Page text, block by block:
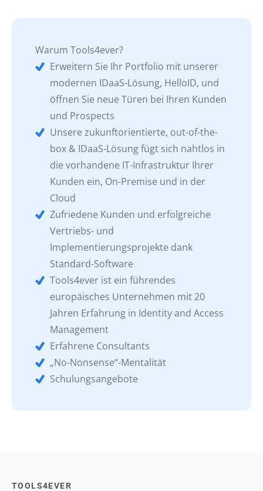
Warum Tools4ever?
Erweitern Sie Ihr Portfolio mit unserer
modernen IDaaS-Lösung, HelloID, und
öffnen Sie neue Türen bei Ihren Kunden
und Prospects
Unsere zukunftorientierte, out-of-the-
box & IDaaS-Lösung fügt sich nahtlos in
die vorhandene IT-Infrastruktur Ihrer
Kunden ein, On-Premise und in der
Cloud
Zufriedene Kunden und erfolgreiche
Vertriebs- und
Implementierungsprojekte dank
Standard-Software
Tools4ever ist ein führendes
europäisches Unternehmen mit 20
Jahren Erfahrung in Identity and Access
Management
Erfahrene Consultants
„No-Nonsense“-Mentalität
Schulungsangebote
TOOLS4EVER